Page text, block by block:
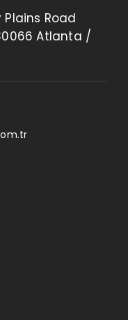
Road
Atlanta /